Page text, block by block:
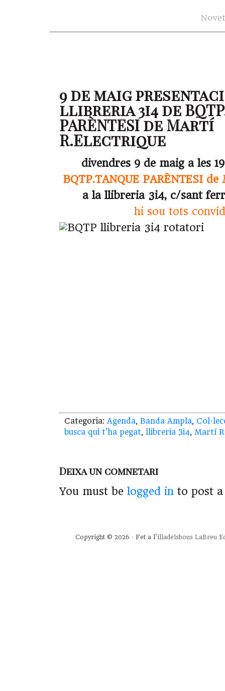
9 de maig
llibreria 3i4 de
PARÈNTESI de Martí
R.Electrique
divendres 9 de maig a les
BQTP.TANQUE PARÈNTESI
a la llibreria 3i4, c/sant
hi sou tots
Categoria: Agenda, Banda Ampla,
busca qui t'ha pegat, llibreria 3i4, Martí
Deixa un comnetari
You must be logged in to post
Copyright © 2026 · Fet a l'illadelsbous LaBreu